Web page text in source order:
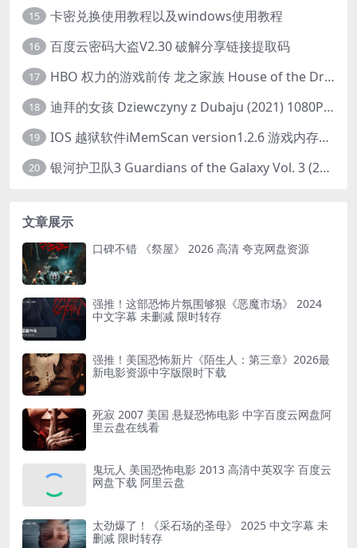
15 卡密兑换使用教程以及windows使用教程
16 百度云密码大盗V2.30 破解分享链接提取码
17 HBO 权力的游戏前传 龙之家族 House of the Dragon (2022) 中字 1080P 更新4集
18 迪拜的女孩 Dziewczyny z Dubaju (2021) 1080P 中字
19 IOS 越狱软件iMemScan version1.2.6 游戏内存修改器
20 银河护卫队3 Guardians of the Galaxy Vol. 3 (2023)4K高清资源1080p只分享精品
文章展示
口碑不错 《祭屋》 2026 高清 夸克网盘资源
强推！这部恐怖片氛围够狠《恶魔市场》 2024
中文字幕 未删减 限时转存
强推！美国恐怖新片《陌生人：第三章》2026最
新电影资源中字版限时下载
死寂 2007 美国 悬疑恐怖电影 中字百度云网盘阿
里云盘在线看
鬼玩人 美国恐怖电影 2013 高清中英双字 百度云
网盘下载 阿里云盘
太劲爆了！《采石场的圣母》 2025 中文字幕 未
删减 限时转存